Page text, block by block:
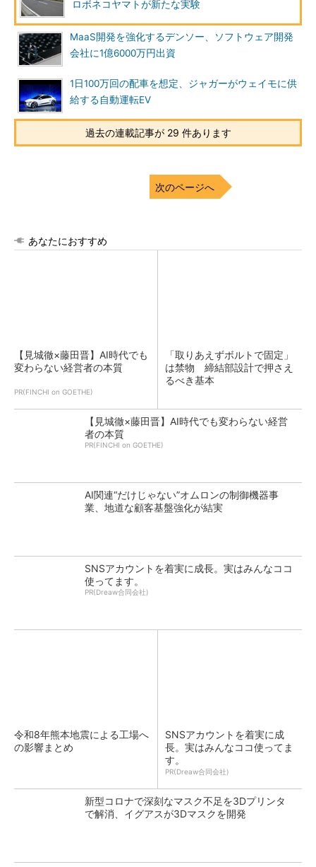
ロボネコヤマトが新たな実験
MaaS開発を強化するデンソー、ソフトウェア開発
会社に1億6000万円出資
1日100万回の配車を想定、ジャガーがウェイモに供
給する自動運転EV
過去の連載記事が 29 件あります
次のページへ
あなたにおすすめ
【見城徹×藤田晋】AI時代でも
変わらない経営者の本質
PR(FINCHI on GOETHE)
「取りあえずボルトで固定」
は禁物 締結部設計で押さえ
るべき基本
【見城徹×藤田晋】AI時代でも変わらない経営
者の本質
PR(FINCHI on GOETHE)
AI関連“だけじゃない”オムロンの制御機器事
業、地道な顧客基盤強化が結実
SNSアカウントを着実に成長。実はみんなココ
使ってます。
PR(Dreaw合同会社)
令和8年熊本地震による工場へ
の影響まとめ
SNSアカウントを着実に成
長。実はみんなココ使ってま
す。
PR(Dreaw合同会社)
新型コロナで深刻なマスク不足を3Dプリンタ
で解消、イグアスが3Dマスクを開発